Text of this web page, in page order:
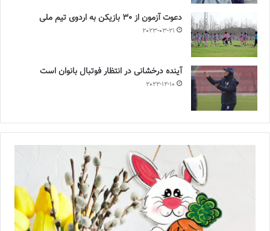
دعوت آزمون از 30 بازیکن به اردوی تیم ملی
2023-03-21
آینده درخشانی در انتظار فوتبال بانوان است
2022-12-10